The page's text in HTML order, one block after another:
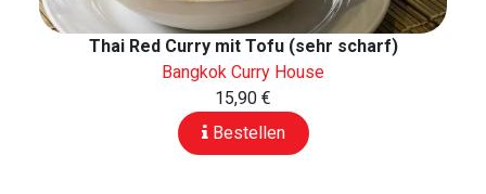
Thai Red Curry mit Tofu (sehr scharf)
Bangkok Curry House
15,90 €
Bestellen